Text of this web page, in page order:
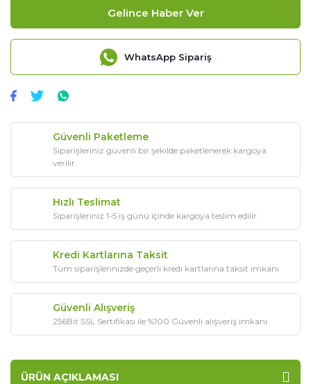
Gelince Haber Ver
WhatsApp Sipariş
Güvenli Paketleme
Siparişleriniz güvenli bir şekilde paketlenerek kargoya
verilir.
Hızlı Teslimat
Siparişleriniz 1-5 iş günü içinde kargoya teslim edilir.
Kredi Kartlarına Taksit
Tüm siparişlerinizde geçerli kredi kartlarına taksit imkanı
Güvenli Alışveriş
256Bit SSL Sertifikası ile %100 Güvenli alışveriş imkanı
ÜRÜN AÇIKLAMASI